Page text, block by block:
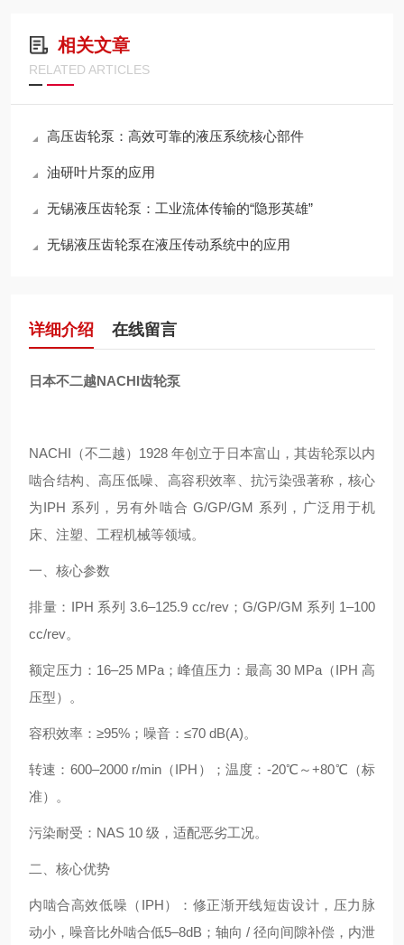
相关文章
RELATED ARTICLES
高压齿轮泵：高效可靠的液压系统核心部件
油研叶片泵的应用
无锡液压齿轮泵：工业流体传输的“隐形英雄”
无锡液压齿轮泵在液压传动系统中的应用
详细介绍 在线留言
日本不二越NACHI齿轮泵
NACHI（不二越）1928 年创立于日本富山，其齿轮泵以内
啮合结构、高压低噪、高容积效率、抗污染强著称，核心
为IPH 系列，另有外啮合 G/GP/GM 系列，广泛用于机
床、注塑、工程机械等领域。
一、核心参数
排量：IPH 系列 3.6–125.9 cc/rev；G/GP/GM 系列 1–100
cc/rev。
额定压力：16–25 MPa；峰值压力：最高 30 MPa（IPH 高
压型）。
容积效率：≥95%；噪音：≤70 dB(A)。
转速：600–2000 r/min（IPH）；温度：-20℃～+80℃（标
准）。
污染耐受：NAS 10 级，适配恶劣工况。
二、核心优势
内啮合高效低噪（IPH）：修正渐开线短齿设计，压力脉
动小，噪音比外啮合低5–8dB；轴向 / 径向间隙补偿，内泄